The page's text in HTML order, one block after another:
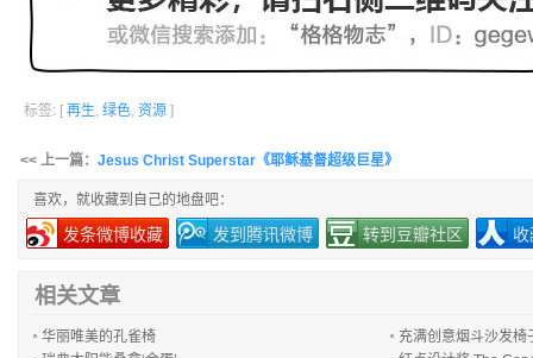
标签: [ 再生, 绿色, 资源 ]
<< 上一篇： Jesus Christ Superstar《耶稣基督超级巨星》
喜欢，就收藏到自己的地盘吧：
发条微博收藏 发到腾讯微博 转到豆瓣社区
相关文章
华丽唯美的孔雀椅
充满创意烟斗沙发椅